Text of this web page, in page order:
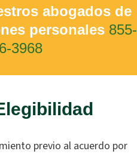
abogados de
personales 855-
3968
previo al acuerdo por